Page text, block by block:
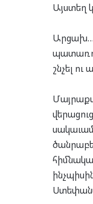
Այստեղ
Արցախ…
շնչել ու